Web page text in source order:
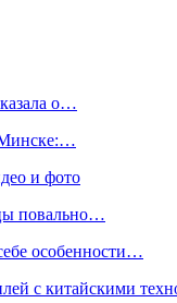
о…
Минске:…
и фото
повально…
особенности…
с китайскими